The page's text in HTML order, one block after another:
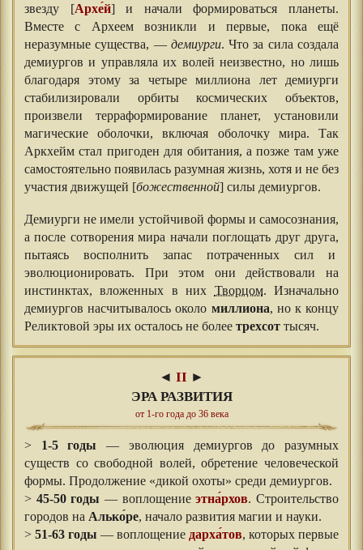
звезду [Архе́й] и начали формироваться планеты.
Вместе с Археем возникли и первые, пока ещё
неразумные существа, — демиурги. Что за сила создала
демиургов и управляла их волей неизвестно, но лишь
благодаря этому за четыре миллиона лет демиурги
стабилизировали орбиты космических объектов,
произвели терраформирование планет, установили
магические оболочки, включая оболочку мира. Так
Аркхейм стал пригоден для обитания, а позже там уже
самостоятельно появилась разумная жизнь, хотя и не без
участия движущей [божественной] силы демиургов.
Демиурги не имели устойчивой формы и самосознания,
а после сотворения мира начали поглощать друг друга,
пытаясь восполнить запас потраченных сил и
эволюционировать. При этом они действовали на
инстинктах, вложенных в них Творцом. Изначально
демиургов насчитывалось около миллиона, но к концу
Реликтовой эры их осталось не более трехсот тысяч.
◄ II ►
ЭРА РАЗВИТИЯ
от 1-го года до 36 века
> 1-5 годы — эволюция демиургов до разумных
существ со свободной волей, обретение человеческой
формы. Продолжение «дикой охоты» среди демиургов.
> 45-50 годы — воплощениеэтна́рхов. Строительство
городов на Алько́ре, начало развития магии и науки.
> 51-63 годы — воплощение дарха́тов, которых первые